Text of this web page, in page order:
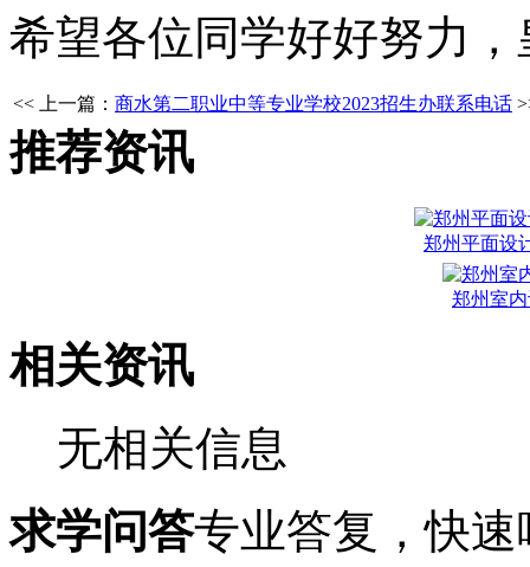
希望各位同学好好努力
<< 上一篇： 商水第二职业中等专业学校2023招生办联系电话
推荐资讯
郑州平面设
郑州室
相关资讯
无相关信息
求学问答专业答复，快速